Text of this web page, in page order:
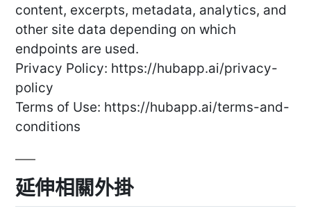
content, excerpts, metadata, analytics, and
other site data depending on which
endpoints are used.
Privacy Policy: https://hubapp.ai/privacy-
policy
Terms of Use: https://hubapp.ai/terms-and-
conditions
延伸相關外掛